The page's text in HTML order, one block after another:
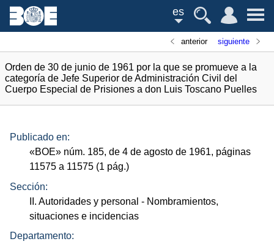
es
anterior siguiente
Orden de 30 de junio de 1961 por la que se promueve a la
categoría de Jefe Superior de Administración Civil del
Cuerpo Especial de Prisiones a don Luis Toscano Puelles
Publicado en:
«BOE» núm. 185, de 4 de agosto de 1961, páginas
11575 a 11575 (1 pág.)
Sección:
II. Autoridades y personal - Nombramientos,
situaciones e incidencias
Departamento: